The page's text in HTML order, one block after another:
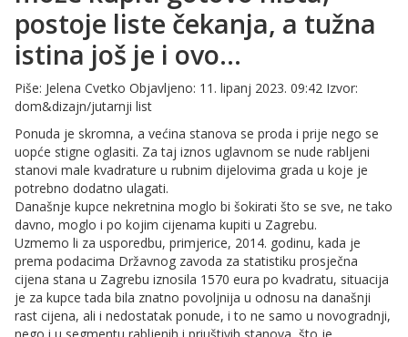
postoje liste čekanja, a tužna
istina još je i ovo…
Piše: Jelena Cvetko Objavljeno: 11. lipanj 2023. 09:42 Izvor:
dom&dizajn/jutarnji list
Ponuda je skromna, a većina stanova se proda i prije nego se
uopće stigne oglasiti. Za taj iznos uglavnom se nude rabljeni
stanovi male kvadrature u rubnim dijelovima grada u koje je
potrebno dodatno ulagati.
Današnje kupce nekretnina moglo bi šokirati što se sve, ne tako
davno, moglo i po kojim cijenama kupiti u Zagrebu.
Uzmemo li za usporedbu, primjerice, 2014. godinu, kada je
prema podacima Državnog zavoda za statistiku prosječna
cijena stana u Zagrebu iznosila 1570 eura po kvadratu, situacija
je za kupce tada bila znatno povoljnija u odnosu na današnji
rast cijena, ali i nedostatak ponude, i to ne samo u novogradnji,